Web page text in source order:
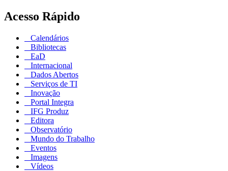
Acesso Rápido
Calendários
Bibliotecas
EaD
Internacional
Dados Abertos
Serviços de TI
Inovação
Portal Integra
IFG Produz
Editora
Observatório
Mundo do Trabalho
Eventos
Imagens
Vídeos